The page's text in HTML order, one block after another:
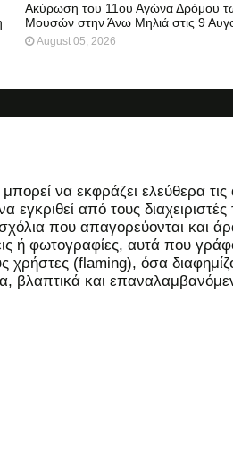
Ακύρωση του 11ου Αγώνα Δρόμου
Μουσών στην Άνω Μηλιά στις 9
August 05, 2026
να εκφράζει ελεύθερα τις
από τους
που απαγορεύονται και
ή φωτογραφίες, αυτά που
(flaming), όσα
βλαπτικά και